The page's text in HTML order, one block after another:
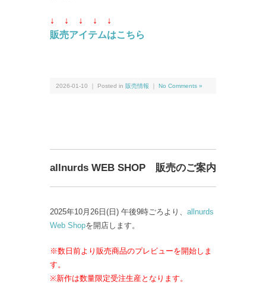
↓ ↓ ↓ ↓
↓
販売アイテムはこちら
2026-01-10 ｜ Posted in 販売情報 No Comments »
allnurds WEB SHOP 販売のご案内
2025年10月26日(日) 午後9時ごろより、 allnurds
Web Shopを開店します。
※数日前より販売商品のプレビューを開始しま
す。
※新作は数量限定受注生産となります。